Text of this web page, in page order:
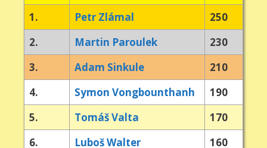
1.
Petr Zlámal
250
2.
Martin Paroulek
230
3.
Adam Sinkule
210
4.
Symon Vongbounthanh
190
5.
Tomáš Valta
170
6.
Luboš Walter
160